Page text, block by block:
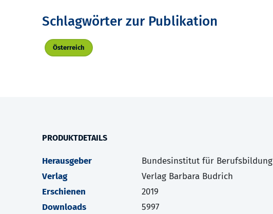
Schlagwörter zur Publikation
Österreich
PRODUKTDETAILS
Herausgeber
Bundesinstitut für Berufsbildung
Verlag
Verlag Barbara Budrich
Erschienen
2019
Downloads
5997